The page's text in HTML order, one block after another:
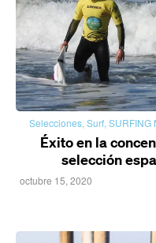
Selecciones, Surf, SURFING
Éxito en la
selección
octubre 15, 2020